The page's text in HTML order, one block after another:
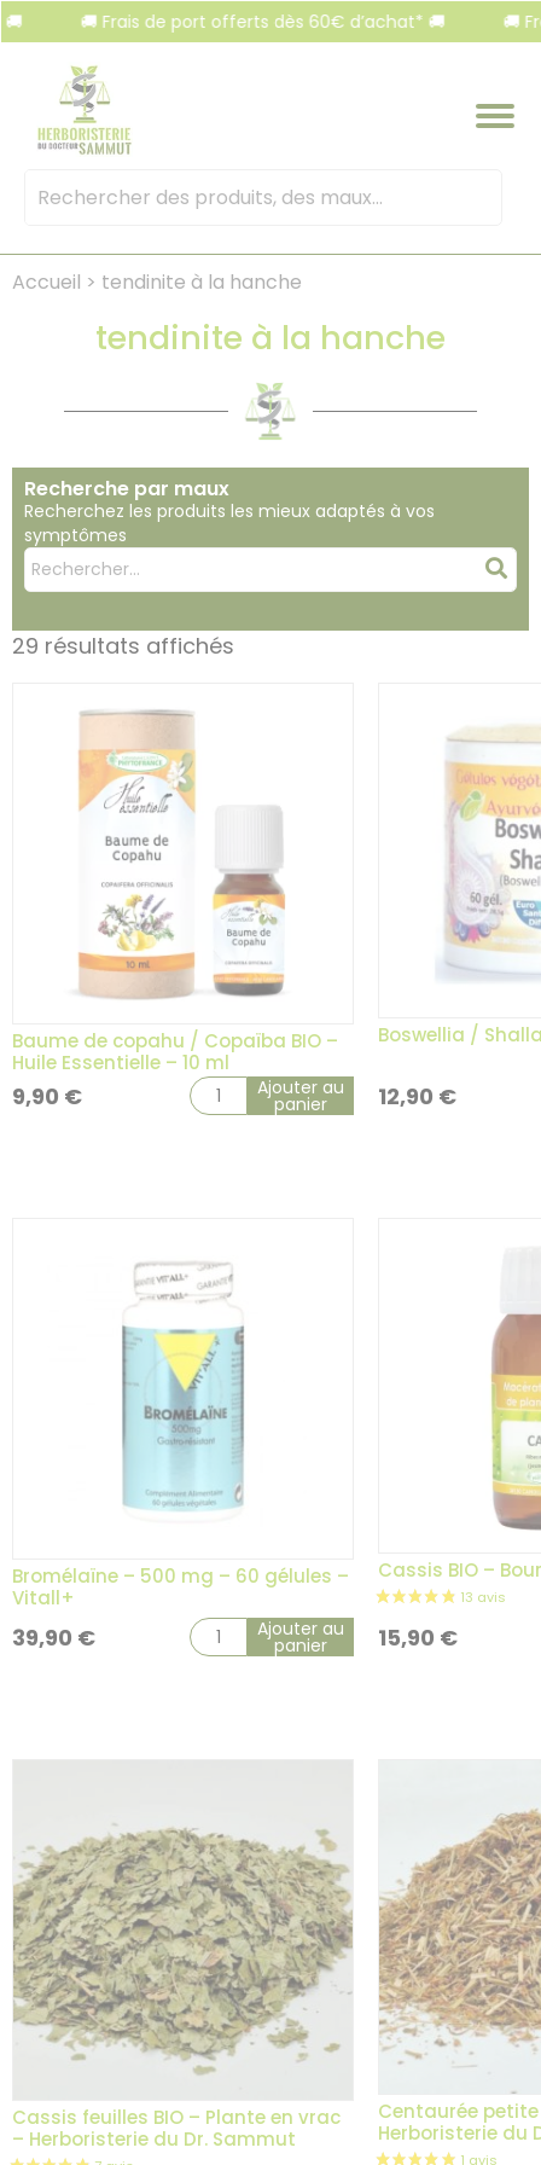
🚚 Frais de port offerts dès 60€ d’achat* 🚚 🚚 Frais de
Mots
Accueil > tendinite à la hanche
tendinite à la hanche
Recherche par maux
Recherchez les produits les mieux adaptés à vos
symptômes
Mots
clés
:
29 résultats affichés
Baume de copahu / Copaïba BIO –
Huile Essentielle – 10 ml
9,90 € Ajouter au
panier
Boswellia /
12,90 €
Bromélaïne – 500 mg – 60 gélules –
Vitall+
39,90 € Ajouter au
panier
Cassis BIO –
15,90 €
Cassis feuilles BIO – Plante en vrac
– Herboristerie du Dr. Sammut
Centaurée
Herboristerie du
Panneau de gestion des cookies